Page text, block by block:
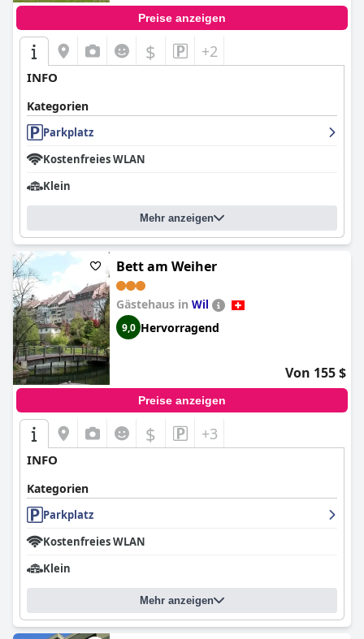
Preise anzeigen
$ +2
INFO
Kategorien
Parkplatz
Kostenfreies WLAN
Klein
Mehr anzeigen
Bett am Weiher
Gästehaus in Wil
9,0 Hervorragend
Von 155 $
Preise anzeigen
$ +3
INFO
Kategorien
Parkplatz
Kostenfreies WLAN
Klein
Mehr anzeigen